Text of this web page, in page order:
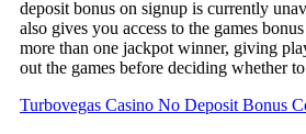
deposit bonus on signup is currently
also gives you access to the games
more than one jackpot winner, giving
out the games before deciding whether
Turbovegas Casino No Deposit Bonus